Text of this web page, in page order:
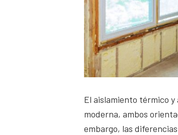
El aislamiento térmico
moderna, ambos
embargo, las